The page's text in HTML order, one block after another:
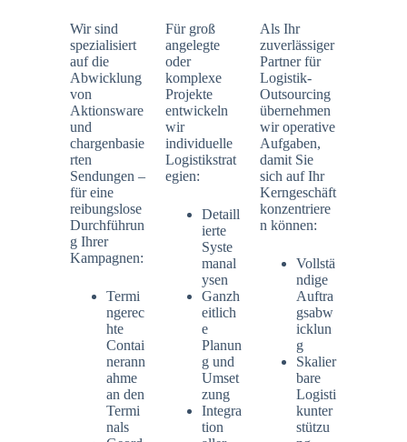
Wir sind
spezialisiert
auf die
Abwicklung
von
Aktionsware
und
chargenbasie
rten
Sendungen –
für eine
reibungslose
Durchführun
g Ihrer
Kampagnen:
Termi
ngerec
hte
Contai
nerann
ahme
an den
Termi
nals
Für groß
angelegte
oder
komplexe
Projekte
entwickeln
wir
individuelle
Logistikstrat
egien:
Detaill
ierte
Syste
manal
ysen
Ganzh
eitlich
e
Planun
g und
Umset
zung
Integra
tion
Als Ihr
zuverlässiger
Partner für
Logistik-
Outsourcing
übernehmen
wir operative
Aufgaben,
damit Sie
sich auf Ihr
Kerngeschäft
konzentriere
n können:
Vollstä
ndige
Auftra
gsabw
icklun
g
Skalier
bare
Logisti
kunter
stützu